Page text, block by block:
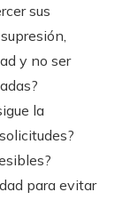
sus
y no ser
la
para evitar